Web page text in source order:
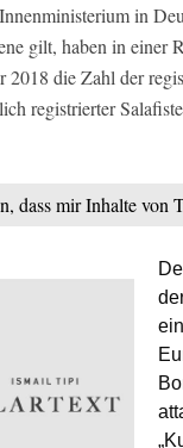
in
gilt, haben in einer
2018 die Zahl der
registrierter
dass mir Inhalte von